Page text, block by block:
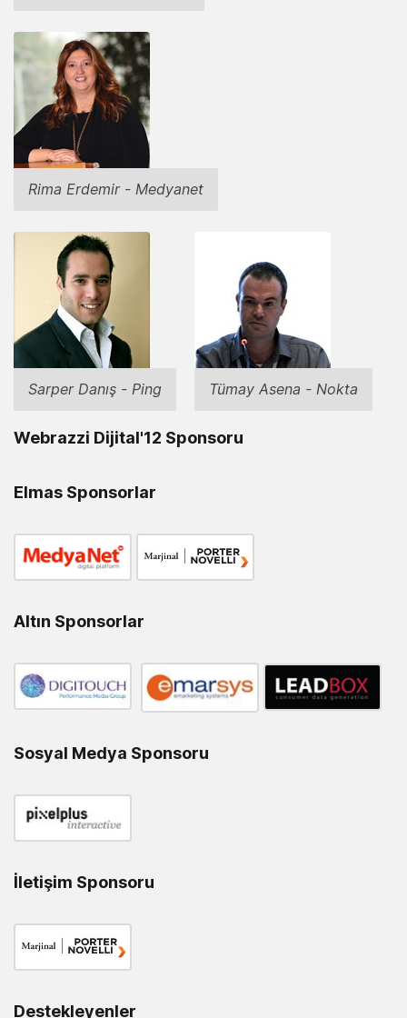
Rima Erdemir - Medyanet
Sarper Danış - Ping Tümay Asena - Nokta
Webrazzi Dijital'12 Sponsoru
Elmas Sponsorlar
Altın Sponsorlar
Sosyal Medya Sponsoru
İletişim Sponsoru
Destekleyenler